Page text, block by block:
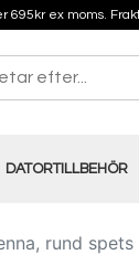
695kr ex moms.
DATORTILLBEHÖR
rund spets